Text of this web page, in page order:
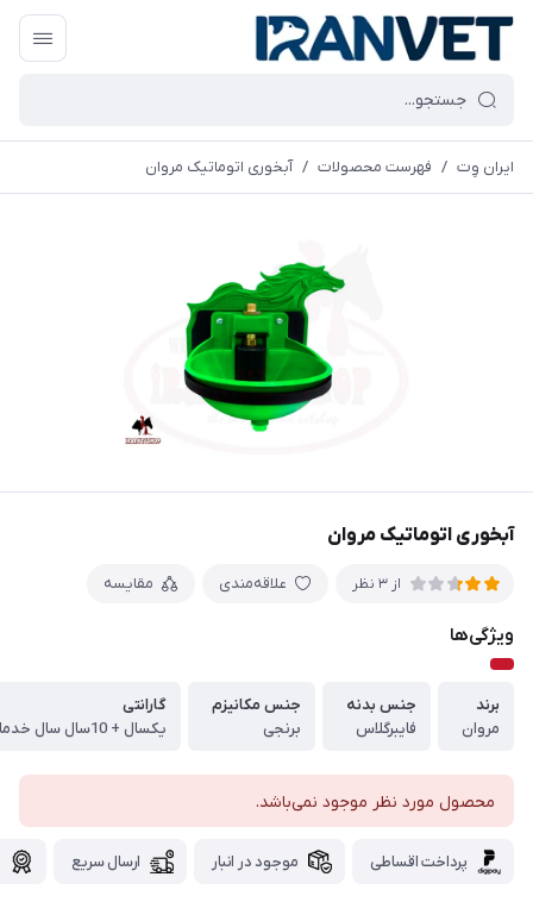
ایران وِت / فهرست محصولات / آبخوری اتوماتیک مروان
آبخوری اتوماتیک مروان
از 3 نظر علاقه‌مندی مقایسه
ویژگی‌ها
برند
مروان
جنس بدنه
فایبرگلاس
جنس مکانیزم
برنجی
گارانتی
یکسال + 10سال سال خدمات پس از فروش
محصول مورد نظر موجود نمی‌باشد.
پرداخت اقساطی موجود در انبار ارسال سریع